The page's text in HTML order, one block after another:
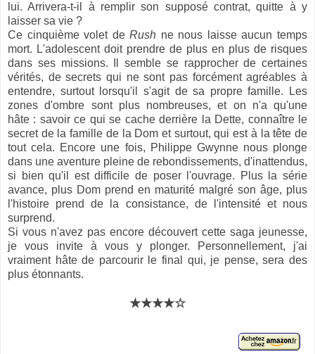
lui. Arrivera-t-il à remplir son supposé contrat, quitte à y
laisser sa vie ?
Ce cinquième volet deRush ne nous laisse aucun temps
mort. L'adolescent doit prendre de plus en plus de risques
dans ses missions. Il semble se rapprocher de certaines
vérités, de secrets qui ne sont pas forcément agréables à
entendre, surtout lorsqu'il s'agit de sa propre famille. Les
zones d'ombre sont plus nombreuses, et on n'a qu'une
hâte : savoir ce qui se cache derrière la Dette, connaître le
secret de la famille de la Dom et surtout, qui est à la tête de
tout cela. Encore une fois, Philippe Gwynne nous plonge
dans une aventure pleine de rebondissements, d'inattendus,
si bien qu'il est difficile de poser l'ouvrage. Plus la série
avance, plus Dom prend en maturité malgré son âge, plus
l'histoire prend de la consistance, de l'intensité et nous
surprend.
Si vous n'avez pas encore découvert cette saga jeunesse,
je vous invite à vous y plonger. Personnellement, j'ai
vraiment hâte de parcourir le final qui, je pense, sera des
plus étonnants.
★★★★☆